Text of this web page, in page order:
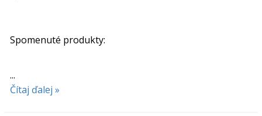
Spomenuté produkty:
...
Čítaj ďalej »